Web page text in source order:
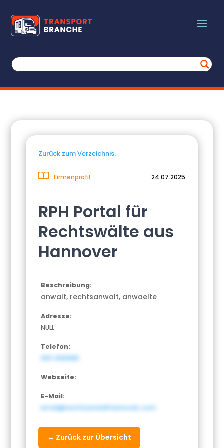
Zurück zum Verzeichnis.
Firmenprofil 24.07.2025
RPH Portal für
Rechtswälte aus
Hannover
Beschreibung:
anwalt, rechtsanwalt, anwaelte
Adresse:
NULL
Telefon:
0511 456688
Webseite:
E-Mail:
email@rechtsanwalthannover.com
← Zurück zur Übersicht